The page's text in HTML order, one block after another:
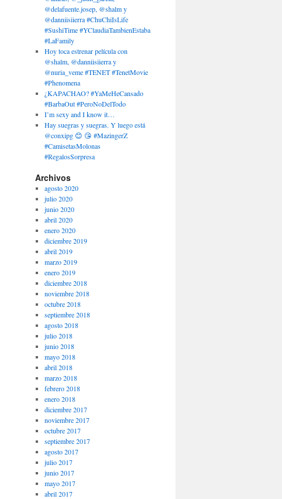
@delafuente.josep, @shalm y
@danniisiierra #ChuChiIsLife
#SushiTime #YClaudiaTambienEstaba
#LaFamily
Hoy toca estrenar película con
@shalm, @danniisiierra y
@nuria_veme #TENET #TenetMovie
#Phenomena
¿KAPACHAO? #YaMeHeCansado
#BarbaOut #PeroNoDelTodo
I’m sexy and I know it…
Hay suegras y suegras. Y luego está
@conxipg 😊 😘 #MazingerZ
#CamisetasMolonas
#RegalosSorpresa
Archivos
agosto 2020
julio 2020
junio 2020
abril 2020
enero 2020
diciembre 2019
abril 2019
marzo 2019
enero 2019
diciembre 2018
noviembre 2018
octubre 2018
septiembre 2018
agosto 2018
julio 2018
junio 2018
mayo 2018
abril 2018
marzo 2018
febrero 2018
enero 2018
diciembre 2017
noviembre 2017
octubre 2017
septiembre 2017
agosto 2017
julio 2017
junio 2017
mayo 2017
abril 2017